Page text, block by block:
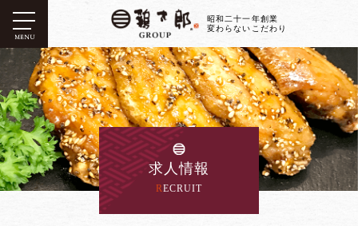
昭和二十一年創業
変わらないこだわり
MENU
求人情報
RECRUIT